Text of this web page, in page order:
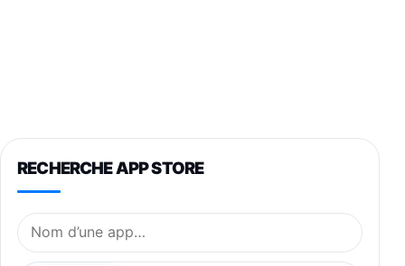
RECHERCHE APP STORE
Nom de l’application